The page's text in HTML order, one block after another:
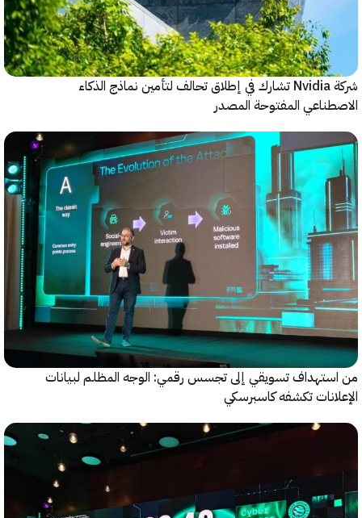
شركة Nvidia تشارك في إطلاق تحالف لتأمين نماذج الذكاء
المفتوحة المصدر
تسويقي إلى تجسس رقمي: الوجه المظلم لبيانات
تكشفه كاسبرسكي